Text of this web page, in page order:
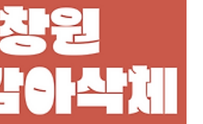
github.com/yangheeryu/Gowun-Batang
Batang: Korean fonts Korean ..